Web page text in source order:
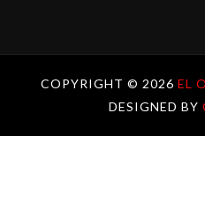
COPYRIGHT © 2026 EL
DESIGNED BY